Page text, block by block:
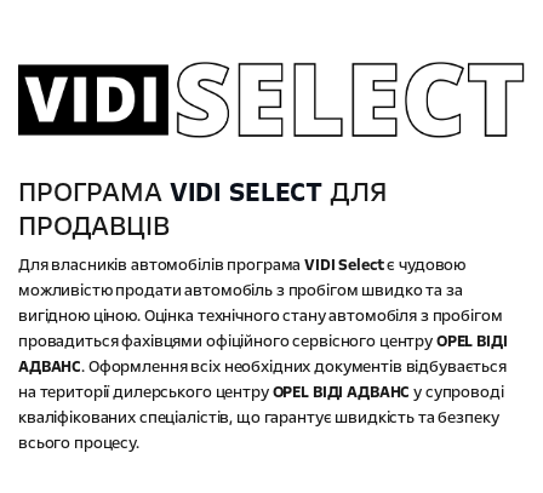
ПРОГРАМА VIDI SELECT ДЛЯ
ПРОДАВЦІВ
Для власників автомобілів програмаVIDI Selectє чудовою
можливістю продати автомобіль з пробігом швидко та за
вигідною ціною. Оцінка технічного стану автомобіля з пробігом
провадиться фахівцями офіційного сервісного центруOPEL ВІДІ
АДВАНС. Оформлення всіх необхідних документів відбувається
на території дилерського центруOPEL ВІДІ АДВАНС у супроводі
кваліфікованих спеціалістів, що гарантує швидкість та безпеку
всього процесу.